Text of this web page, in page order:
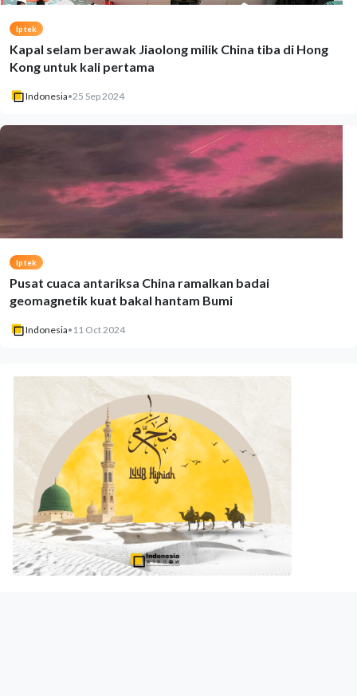
Iptek
Kapal selam berawak Jiaolong milik China tiba di Hong
Kong untuk kali pertama
Indonesia•25 Sep 2024
Iptek
Pusat cuaca antariksa China ramalkan badai
geomagnetik kuat bakal hantam Bumi
Indonesia• 11 Oct 2024